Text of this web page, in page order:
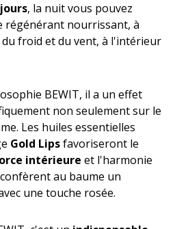
, la nuit vous pouvez
régénérant nourrissant, à
du froid et du vent, à l'intérieur
BEWIT, il a un effet
non seulement sur le
Les huiles essentielles
Gold Lipsfavoriseront le
intérieure et l'harmonie
au baume un
une touche rosée.